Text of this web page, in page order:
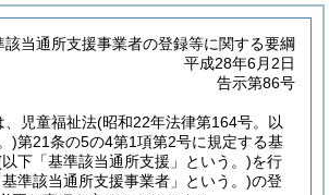
該当通所支援事業者の登録等に関する要綱
平成28年6月2日
告示第86号
、児童福祉法(昭和22年法律第164号。以
)第21条の5の4第1項第2号に規定する基
下「基準該当通所支援」という。)を行
準該当通所支援事業者」という。)の登